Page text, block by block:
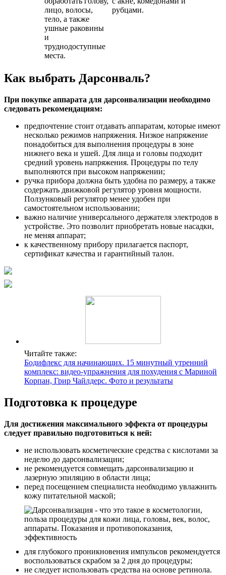
лицо, волосы,
тело, а также
ушные раковины
и
труднодоступные
места.
рубцами.
Как выбрать Дарсонваль?
При покупке аппарата для дарсонвализации необходимо
следовать рекомендациям:
предпочтение стоит отдавать аппаратам, которые имеют
несколько режимов напряжения. Низкое напряжение
понадобиться для выполнения процедуры в зоне
нижнего века и ушей. Для лица и головы подходит
средний уровень напряжения. Процедуры по телу
выполняются при высоком напряжении;
ручка прибора должна быть удобна по размеру, а также
содержать движковой регулятор уровня мощности.
Ползунковый регулятор менее удобен при
самостоятельном использовании;
важно наличие универсального держателя электродов в
устройстве. Это позволит приобретать новые насадки,
не меняя аппарат;
к качественному прибору прилагается паспорт,
сертификат качества и гарантийный талон.
Читайте также:
Бодифлекс для начинающих. 15 минутный утренний
комплекс: видео-упражнения для похудения с Мариной
Корпан, Грир Чайлдерс. Фото и результаты
Подготовка к процедуре
Для достижения максимального эффекта от процедуры
следует правильно подготовиться к ней:
не использовать косметические средства с кислотами за
неделю до дарсонвализации;
не рекомендуется совмещать дарсонвализацию и
лазерную эпиляцию в области лица;
перед посещением специалиста необходимо увлажнить
кожу питательной маской;
для глубокого проникновения импульсов рекомендуется
воспользоваться скрабом за 2 дня до процедуры;
не следует использовать средства на основе ретинола.